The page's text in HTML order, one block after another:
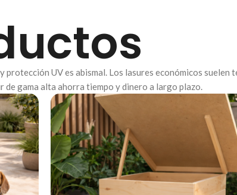
UV es abismal. Los lasures económicos suelen
gama alta ahorra tiempo y dinero a largo plazo.